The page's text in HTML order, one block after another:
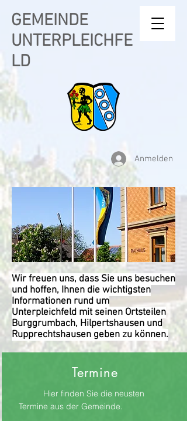
GEMEINDE
UNTERPLEICHFE
LD
Wir freuen uns, dass Sie uns besuchen
und hoffen, Ihnen die wichtigsten
Informationen rund um
Unterpleichfeld mit seinen Ortsteilen
Burggrumbach, Hilpertshausen und
Rupprechtshausen geben zu können.
Termine
Hier finden Sie die neusten
Termine aus der Gemeinde.
Anmelden